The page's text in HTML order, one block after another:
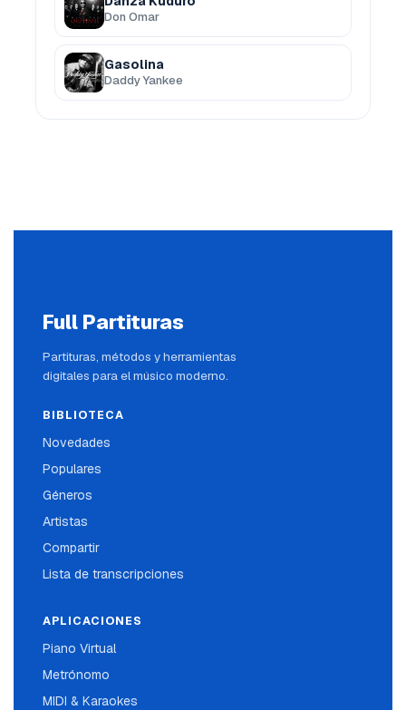
Don Omar
Gasolina
Daddy Yankee
Full Partituras
Partituras, métodos y herramientas
digitales para el músico moderno.
BIBLIOTECA
Novedades
Populares
Géneros
Artistas
Compartir
Lista de transcripciones
APLICACIONES
Piano Virtual
Metrónomo
MIDI & Karaokes